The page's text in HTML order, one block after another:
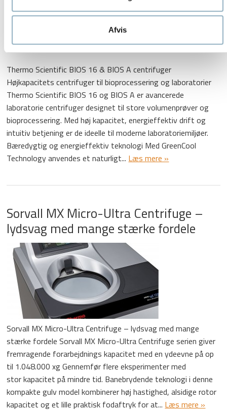
Afvis
Thermo BIOS centrifuge med stor
kapacitet til bioprocesser
Thermo Scientific BIOS 16 & BIOS A centrifuger
Højkapacitets centrifuger til bioprocessering og laboratorier
Thermo Scientific BIOS 16 og BIOS A er avancerede
laboratorie centrifuger designet til store volumenprøver og
bioprocessering. Med høj kapacitet, energieffektiv drift og
intuitiv betjening er de ideelle til moderne laboratoriemiljøer.
Bæredygtig og energieffektiv teknologi Med GreenCool
Technology anvendes et naturligt... Læs mere »
Sorvall MX Micro-Ultra Centrifuge –
lydsvag med mange stærke fordele
Sorvall MX Micro-Ultra Centrifuge – lydsvag med mange
stærke fordele Sorvall MX Micro-Ultra Centrifuge serien giver
fremragende forarbejdnings kapacitet med en ydeevne på op
til 1.048.000 xg Gennemfør flere eksperimenter med
stor kapacitet på mindre tid. Banebrydende teknologi i denne
kompakte gulv model kombinerer høj hastighed, alsidige rotor
kapacitet og et lille praktisk fodaftryk for at... Læs mere »